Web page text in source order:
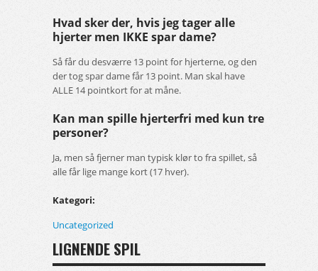
Hvad sker der, hvis jeg tager alle
hjerter men IKKE spar dame?
Så får du desværre 13 point for hjerterne, og den
der tog spar dame får 13 point. Man skal have
ALLE 14 pointkort for at måne.
Kan man spille hjerterfri med kun tre
personer?
Ja, men så fjerner man typisk klør to fra spillet, så
alle får lige mange kort (17 hver).
Kategori:
Uncategorized
LIGNENDE SPIL